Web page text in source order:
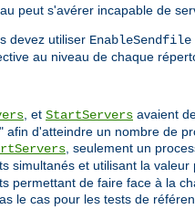
peut s'avérer incapable de
devez utiliser
au niveau de chaque
, et StartServers avaient
d'atteindre un nombre de
, seulement un
simultanés et utilisant la valeur
permettant de faire face à la
le cas pour les tests de